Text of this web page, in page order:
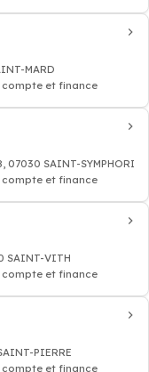
MARD
et finance
07030 SAINT-SYMPHORIEN
et finance
SAINT-VITH
et finance
PIERRE
et finance